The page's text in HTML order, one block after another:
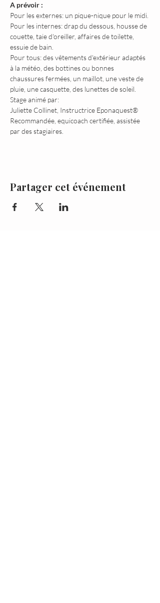
A prévoir :
Pour les externes: un pique-nique pour le midi.
Pour les internes: drap du dessous, housse de
couette, taie d'oreiller, affaires de toilette,
essuie de bain.
Pour tous: des vêtements d'extérieur adaptés
à la météo, des bottines ou bonnes
chaussures fermées, un maillot, une veste de
pluie, une casquette, des lunettes de soleil.
Stage animé par:
Juliette Collinet, Instructrice Eponaquest®
Recommandée, equicoach certifiée, assistée
par des stagiaires.
Partager cet événement